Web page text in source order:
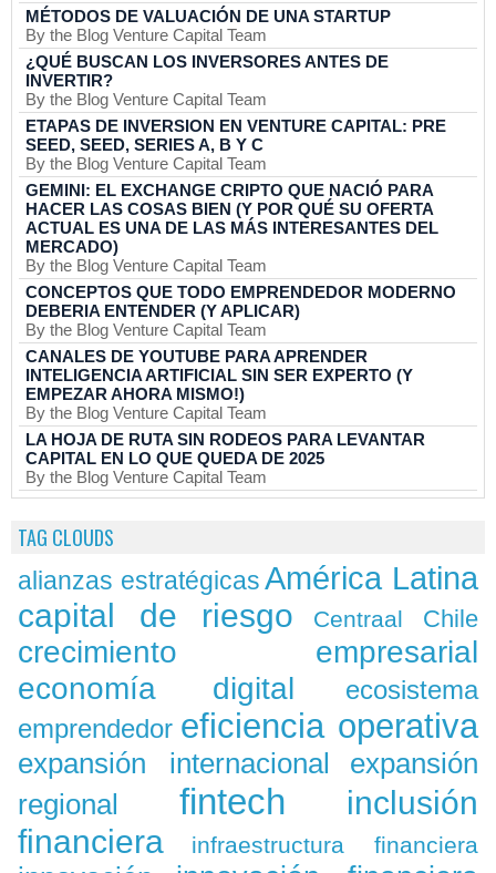
MÉTODOS DE VALUACIÓN DE UNA STARTUP
By the Blog Venture Capital Team
¿QUÉ BUSCAN LOS INVERSORES ANTES DE
INVERTIR?
By the Blog Venture Capital Team
ETAPAS DE INVERSION EN VENTURE CAPITAL: PRE
SEED, SEED, SERIES A, B Y C
By the Blog Venture Capital Team
GEMINI: EL EXCHANGE CRIPTO QUE NACIÓ PARA
HACER LAS COSAS BIEN (Y POR QUÉ SU OFERTA
ACTUAL ES UNA DE LAS MÁS INTERESANTES DEL
MERCADO)
By the Blog Venture Capital Team
CONCEPTOS QUE TODO EMPRENDEDOR MODERNO
DEBERIA ENTENDER (Y APLICAR)
By the Blog Venture Capital Team
CANALES DE YOUTUBE PARA APRENDER
INTELIGENCIA ARTIFICIAL SIN SER EXPERTO (Y
EMPEZAR AHORA MISMO!)
By the Blog Venture Capital Team
LA HOJA DE RUTA SIN RODEOS PARA LEVANTAR
CAPITAL EN LO QUE QUEDA DE 2025
By the Blog Venture Capital Team
TAG CLOUDS
alianzas estratégicas América Latina
capital de riesgo Centraal Chile
crecimiento empresarial
economía digital
ecosistema
emprendedor eficiencia operativa
expansión internacional
expansión
regional
fintech
inclusión
financiera
infraestructura financiera